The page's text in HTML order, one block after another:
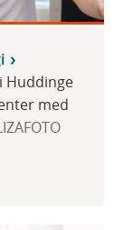
Huddinge
med